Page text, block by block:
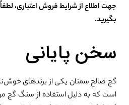
جهت اطلاع از شرایط فروش اعتباری،
بگیرید.
سخن پایانی
گچ صالح سمنان یکی از برندهای
است که به دلیل استفاده از سنگ گچ